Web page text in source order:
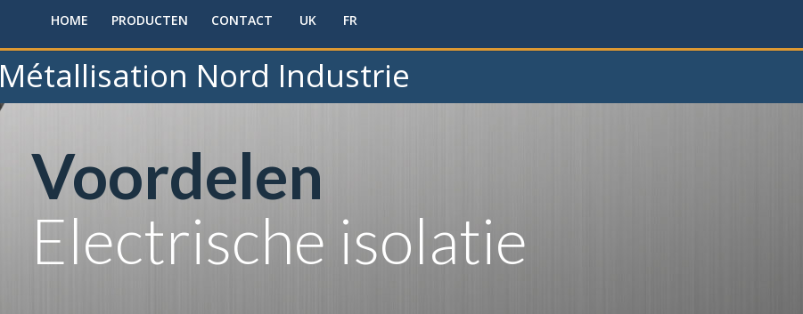
HOME PRODUCTEN CONTACT UK FR
Métallisation Nord Industrie
Voordelen
Electrische isolatie